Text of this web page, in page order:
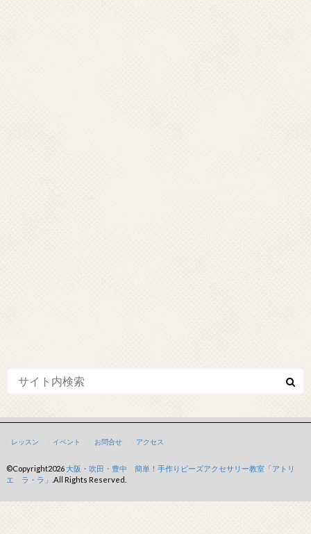
レッスン イベント お問合せ アクセス
©Copyright2026大阪・吹田・豊中 簡単！手作りビーズアクセサリー教室「アトリ
エ ラ・ラ」
.All Rights Reserved.